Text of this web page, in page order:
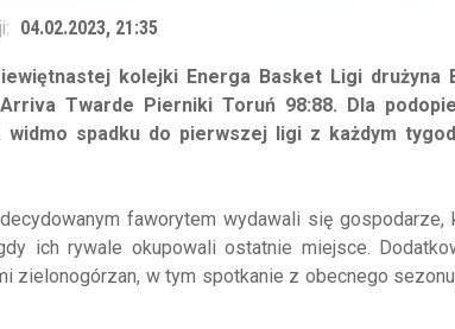
04.02.2023, 21:35
kolejki Energa Basket Ligi drużyna
Twarde Pierniki Toruń 98:88. Dla
spadku do pierwszej ligi z każdym
faworytem wydawali się
ich rywale okupowali ostatnie miejsce.
zielonogórzan, w tym spotkanie z obecnego